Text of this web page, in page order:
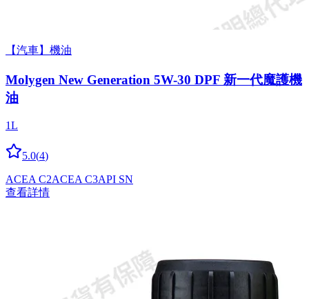
【汽車】機油
Molygen New Gener­a­tion 5W-30 DPF 新一代魔護機
油
1L
5.0(4)
ACEA C2ACEA C3API SN
查看詳情